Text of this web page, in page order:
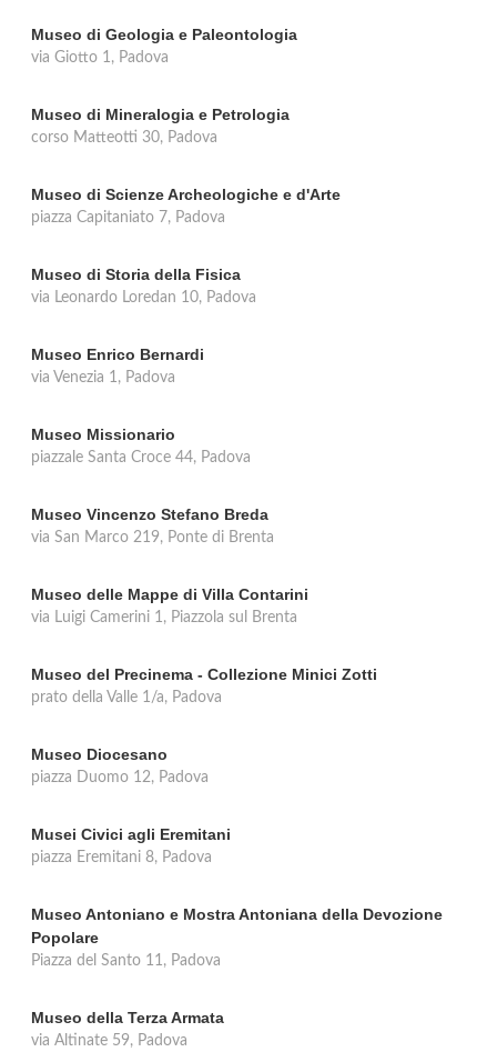
Museo di Geologia e Paleontologia
via Giotto 1, Padova
Museo di Mineralogia e Petrologia
corso Matteotti 30, Padova
Museo di Scienze Archeologiche e d'Arte
piazza Capitaniato 7, Padova
Museo di Storia della Fisica
via Leonardo Loredan 10, Padova
Museo Enrico Bernardi
via Venezia 1, Padova
Museo Missionario
piazzale Santa Croce 44, Padova
Museo Vincenzo Stefano Breda
via San Marco 219, Ponte di Brenta
Museo delle Mappe di Villa Contarini
via Luigi Camerini 1, Piazzola sul Brenta
Museo del Precinema - Collezione Minici Zotti
prato della Valle 1/a, Padova
Museo Diocesano
piazza Duomo 12, Padova
Musei Civici agli Eremitani
piazza Eremitani 8, Padova
Museo Antoniano e Mostra Antoniana della Devozione
Popolare
Piazza del Santo 11, Padova
Museo della Terza Armata
via Altinate 59, Padova